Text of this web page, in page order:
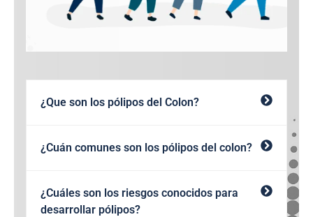
¿Que son los pólipos del Colon?
¿Cuán comunes son los pólipos del colon?
¿Cuáles son los riesgos conocidos para
desarrollar pólipos?